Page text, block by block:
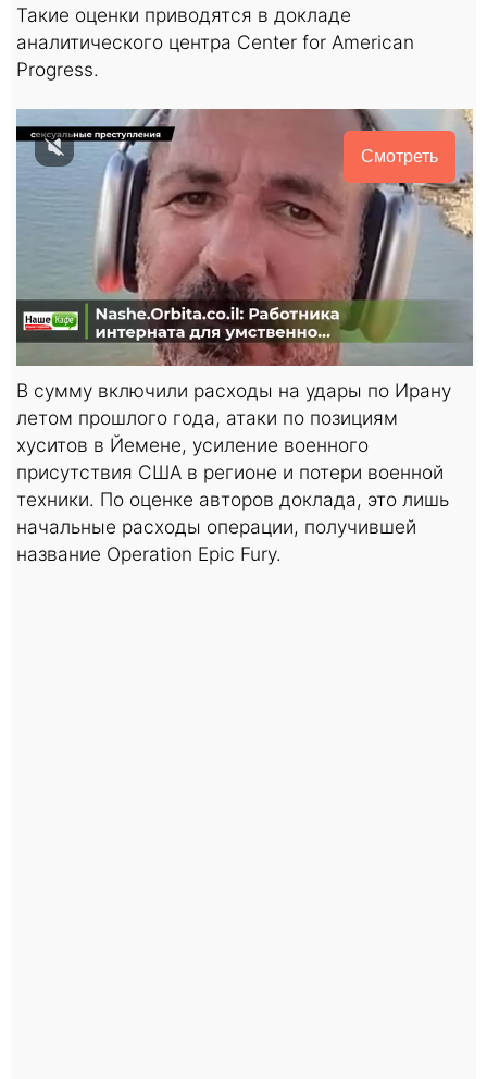
Такие оценки приводятся в докладе
аналитического центра Center for American
Progress.
Смотреть
В сумму включили расходы на удары по Ирану
летом прошлого года, атаки по позициям
хуситов в Йемене, усиление военного
присутствия США в регионе и потери военной
техники. По оценке авторов доклада, это лишь
начальные расходы операции, получившей
название Operation Epic Fury.